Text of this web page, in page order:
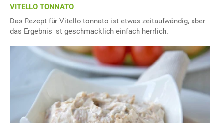
VITELLO TONNATO
Das Rezept für Vitello tonnato ist etwas zeitaufwändig, aber
das Ergebnis ist geschmacklich einfach herrlich.